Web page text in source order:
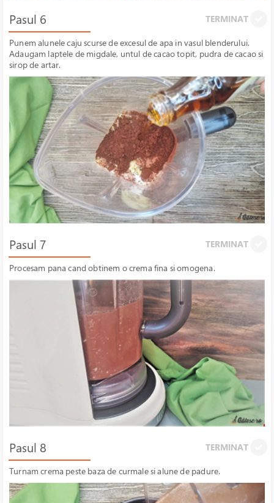
Pasul 6 TERMINAT
Punem alunele caju scurse de excesul de apa in vasul blenderului.
Adaugam laptele de migdale, untul de cacao topit, pudra de cacao si
sirop de artar.
Pasul 7 TERMINAT
Procesam pana cand obtinem o crema fina si omogena.
Pasul 8 TERMINAT
Turnam crema peste baza de curmale si alune de padure.